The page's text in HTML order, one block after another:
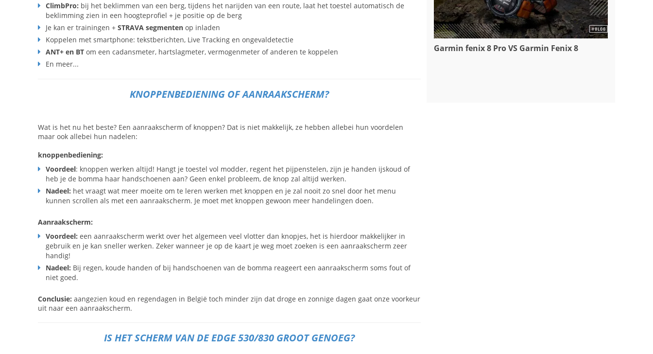
ClimbPro: bij het beklimmen van een berg, tijdens het narijden van een route, laat het toestel automatisch de
beklimming zien in een hoogteprofiel + je positie op de berg
Je kan er trainingen + STRAVA segmenten op inladen
Koppelen met smartphone: tekstberichten, Live Tracking en ongevaldetectie
ANT+ en BT om een cadansmeter, hartslagmeter, vermogenmeter of anderen te koppelen
En meer...
KNOPPENBEDIENING OF AANRAAKSCHERM?
Wat is het nu het beste? Een aanraakscherm of knoppen? Dat is niet makkelijk, ze hebben allebei hun voordelen
maar ook allebei hun nadelen:
knoppenbediening:
Voordeel: knoppen werken altijd! Hangt je toestel vol modder, regent het pijpenstelen, zijn je handen ijskoud of
heb je de bomma haar handschoenen aan? Geen enkel probleem, de knop zal altijd werken.
Nadeel: het vraagt wat meer moeite om te leren werken met knoppen en je zal nooit zo snel door het menu
kunnen scrollen als met een aanraakscherm. Je moet met knoppen gewoon meer handelingen doen.
Aanraakscherm:
Voordeel: een aanraakscherm werkt over het algemeen veel vlotter dan knopjes, het is hierdoor makkelijker in
gebruik en je kan sneller werken. Zeker wanneer je op de kaart je weg moet zoeken is een aanraakscherm zeer
handig!
Nadeel: Bij regen, koude handen of bij handschoenen van de bomma reageert een aanraakscherm soms fout of
niet goed.
Conclusie: aangezien koud en regendagen in België toch minder zijn dat droge en zonnige dagen gaat onze voorkeur
uit naar een aanraakscherm.
IS HET SCHERM VAN DE EDGE 530/830 GROOT GENOEG?
Garmin fenix 8 Pro VS Garmin Fenix 8